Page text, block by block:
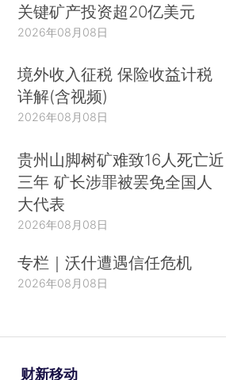
关键矿产投资超20亿美元
2026年08月08日
境外收入征税 保险收益计税
详解(含视频)
2026年08月08日
贵州山脚树矿难致16人死亡近
三年 矿长涉罪被罢免全国人
大代表
2026年08月08日
专栏｜沃什遭遇信任危机
2026年08月08日
财新移动